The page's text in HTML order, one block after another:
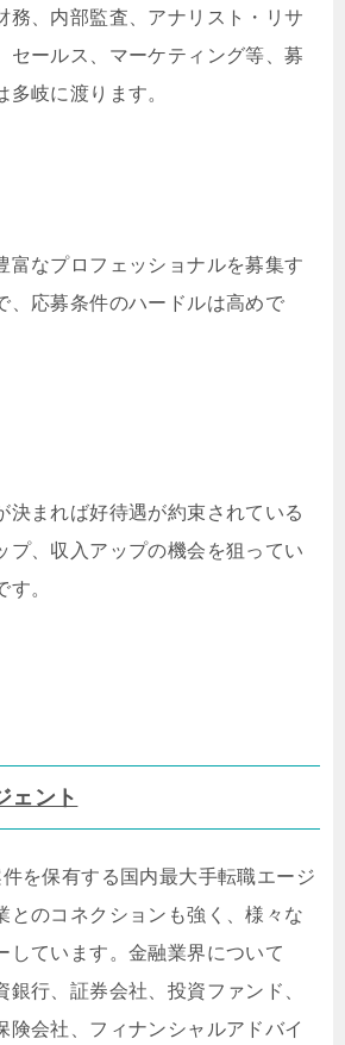
務、内部監査、アナリスト・リサ
セールス、マーケティング等、募
岐に渡ります。
富なプロフェッショナルを募集す
、応募条件のハードルは高めで
決まれば好待遇が約束されている
プ、収入アップの機会を狙ってい
。
ェント
を保有する国内最大手転職エージ
とのコネクションも強く、様々な
しています。金融業界について
銀行、証券会社、投資ファンド、
険会社、フィナンシャルアドバイ